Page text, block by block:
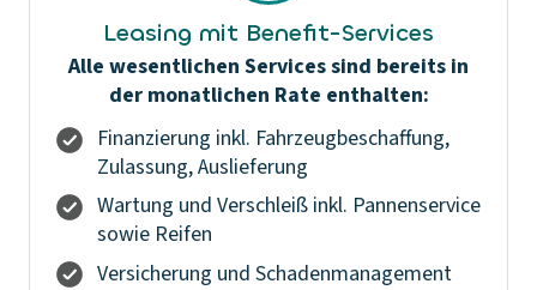
Leasing mit Benefit-Services
Alle wesentlichen Services sind bereits in
der monatlichen Rate enthalten:
Finanzierung inkl. Fahrzeugbeschaffung,
Zulassung, Auslieferung
Wartung und Verschleiß inkl. Pannenservice
sowie Reifen
Versicherung und Schadenmanagement